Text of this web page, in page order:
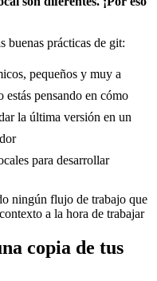
buenas prácticas de git:
pequeños y muy a
pensando en cómo
la última versión en un
para desarrollar
ningún flujo de trabajo que
a la hora de trabajar
copia de tus